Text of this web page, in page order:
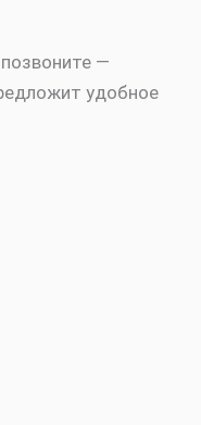
—
удобное